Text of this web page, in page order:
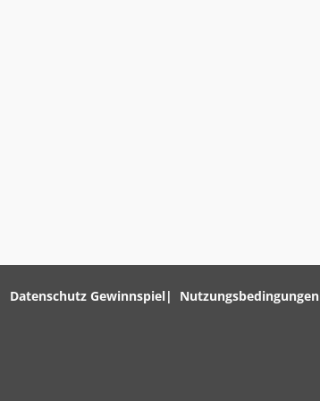
Datenschutz Gewinnspiel Nutzungsbedingungen